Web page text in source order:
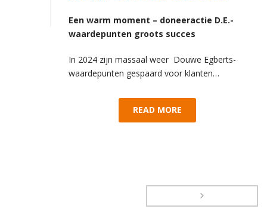
Een warm moment – doneeractie D.E.-
waardepunten groots succes
In 2024 zijn massaal weer Douwe Egberts-
waardepunten gespaard voor klanten…
READ MORE